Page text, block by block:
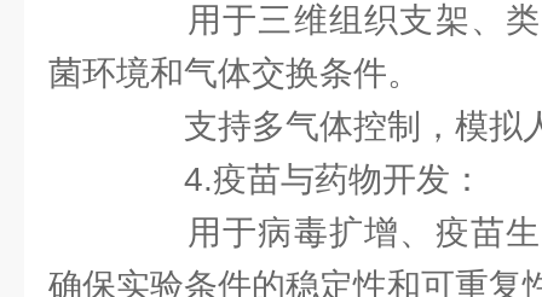
用于三维组织支架、类
菌环境和气体交换条件。
支持多气体控制，模拟
4.疫苗与药物开发：
用于病毒扩增、疫苗生
确保实验条件的稳定性和可重复